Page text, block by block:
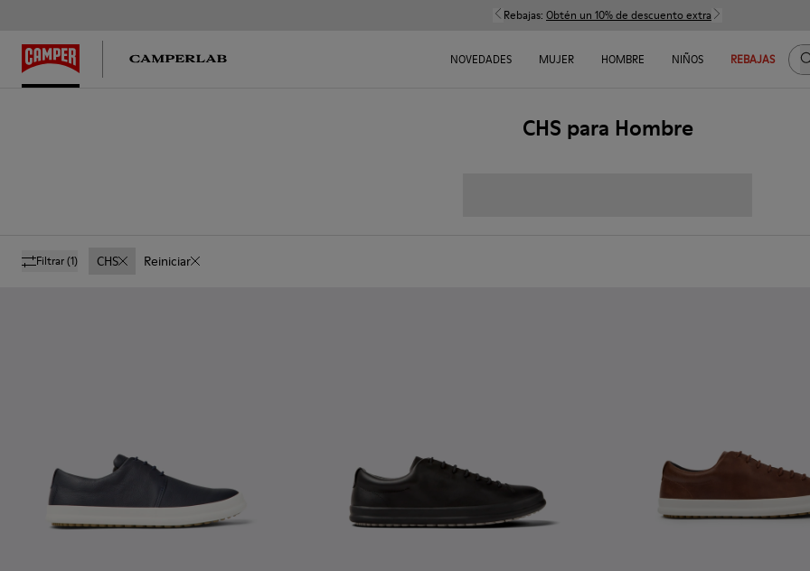
Rebajas: Obtén un 10% de descuento extra
NOVEDADES MUJER HOMBRE NIÑOS REBAJAS
CHS para Hombre
Filtrar(1) CHS Reiniciar